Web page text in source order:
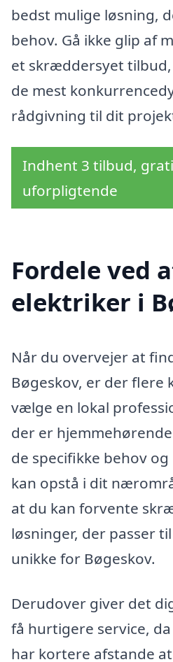
bedst mulige løsning,
behov. Gå ikke glip af
et skræddersyet tilbud,
de mest
rådgivning til dit
Indhent 3 tilbud,
uforpligtende
Fordele ved
elektriker i
Når du overvejer at
Bøgeskov, er der flere
vælge en lokal
der er
de specifikke behov
kan opstå i dit
at du kan forvente
løsninger, der passer
unikke for Bøgeskov.
Derudover giver det
få hurtigere service,
har kortere afstande